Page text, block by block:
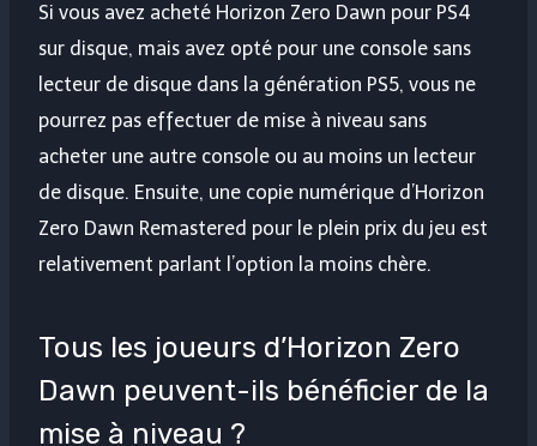
Si vous avez acheté Horizon Zero Dawn pour PS4
sur disque, mais avez opté pour une console sans
lecteur de disque dans la génération PS5, vous ne
pourrez pas effectuer de mise à niveau sans
acheter une autre console ou au moins un lecteur
de disque. Ensuite, une copie numérique d’Horizon
Zero Dawn Remastered pour le plein prix du jeu est
relativement parlant l’option la moins chère.
Tous les joueurs d’Horizon Zero
Dawn peuvent-ils bénéficier de la
mise à niveau ?